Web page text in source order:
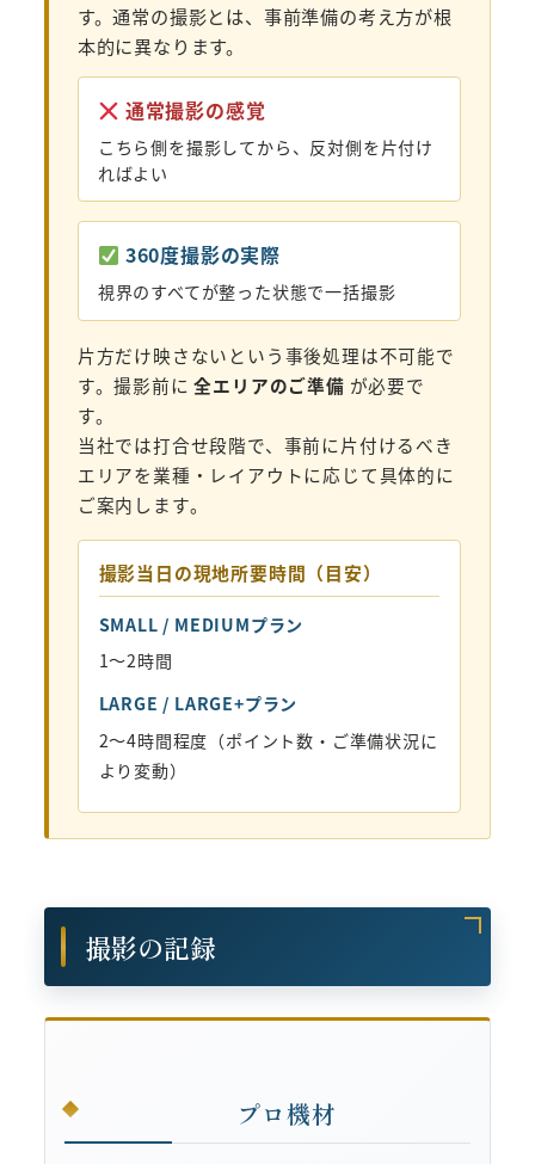
す。通常の撮影とは、事前準備の考え方が根
本的に異なります。
通常撮影の感覚
こちら側を撮影してから、反対側を片付け
ればよい
360度撮影の実際
視界のすべてが整った状態で一括撮影
片方だけ映さないという事後処理は不可能で
す。撮影前に全エリアのご準備 が必要で
す。
当社では打合せ段階で、事前に片付けるべき
エリアを業種・レイアウトに応じて具体的に
ご案内します。
撮影当日の現地所要時間（目安）
SMALL / MEDIUMプラン
1〜2時間
LARGE / LARGE+プラン
2〜4時間程度（ポイント数・ご準備状況に
より変動）
撮影の記録
プロ機材